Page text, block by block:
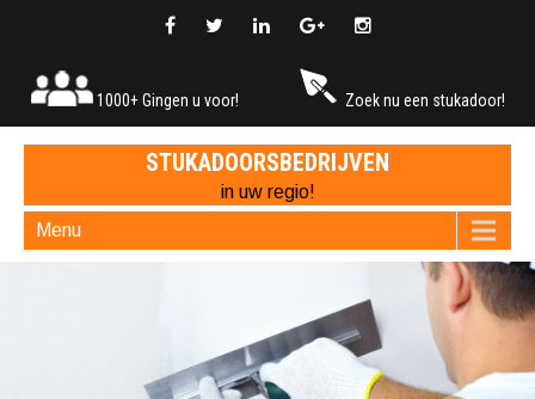
1000+ Gingen u voor! Zoek nu een stukadoor!
STUKADOORSBEDRIJVEN
in uw regio!
Menu